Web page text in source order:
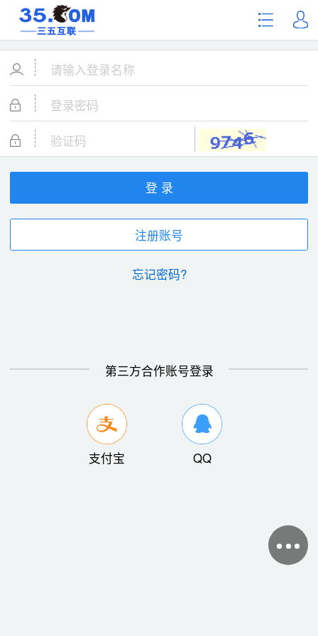
登 录
注册账号
忘记密码?
第三方合作账号登录
支付宝 QQ